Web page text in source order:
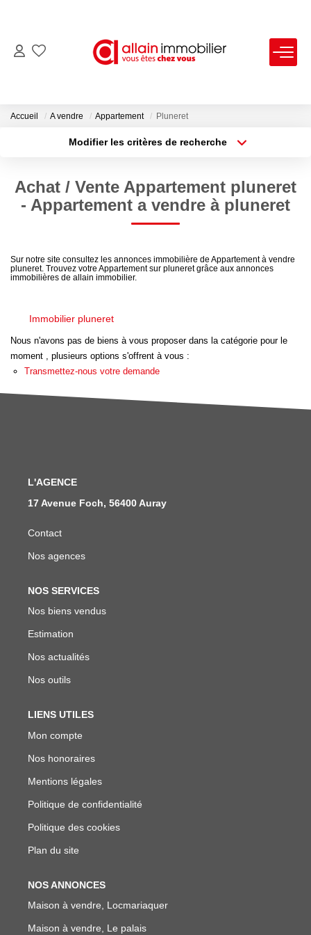
LOCATIONS
SYNDIC
Nous Contacter
Avis Clients
Nos Actualités
Accueil A vendre Appartement Pluneret
Modifier les critères de recherche
Sélectionnez...
Type de bien
Surface min
Créer une alerte
Achat / Vente Appartement pluneret
- Appartement a vendre à pluneret
Sur notre site consultez les annonces immobilière de Appartement à vendre
pluneret. Trouvez votre Appartement sur pluneret grâce aux annonces
immobilières de allain immobilier.
Immobilier pluneret
Nous n'avons pas de biens à vous proposer dans la catégorie pour le
moment , plusieurs options s'offrent à vous :
Transmettez-nous votre demande
L'AGENCE
17 Avenue Foch, 56400 Auray
Contact
Nos agences
NOS SERVICES
Nos biens vendus
Estimation
Nos actualités
Nos outils
LIENS UTILES
Mon compte
Nos honoraires
Mentions légales
Politique de confidentialité
Politique des cookies
Plan du site
NOS ANNONCES
Maison à vendre, Locmariaquer
Maison à vendre, Le palais